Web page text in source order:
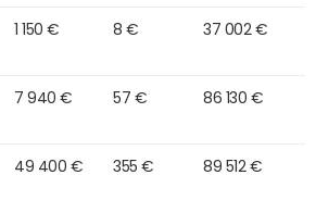
1 150 € 8 € 37 002 €
7 940 € 57 € 86 130 €
49 400 € 355 € 89 512 €